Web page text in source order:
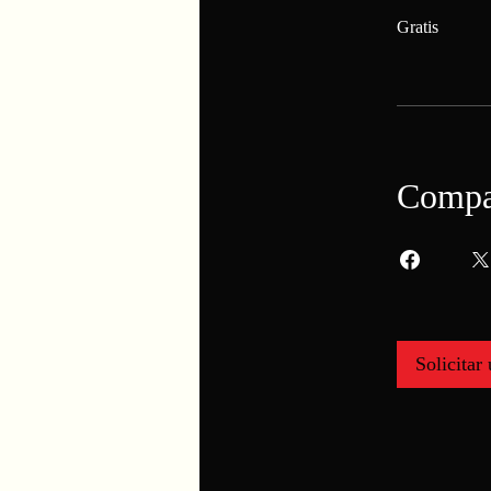
Gratis
Solicitar